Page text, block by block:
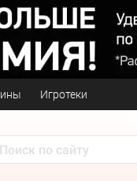
Игротеки